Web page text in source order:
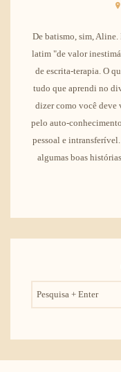
De batismo, sim,
latim "de valor
de escrita-terapia. O
tudo que aprendi no
dizer como você deve
pelo auto-
pessoal e
algumas boas